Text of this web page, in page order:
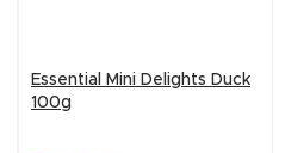
Essential Mini Delights Duck
100g